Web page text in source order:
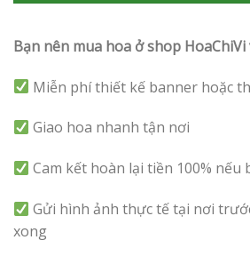
Bạn nên mua hoa ở shop HoaChiVi
Miễn phí thiết kế banner hoặc
Giao hoa nhanh tận nơi
Cam kết hoàn lại tiền 100%
Gửi hình ảnh thực tế tại nơi
xong